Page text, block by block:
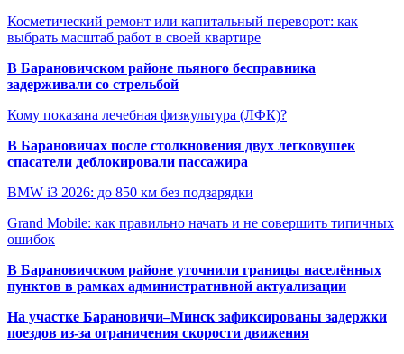
Косметический ремонт или капитальный переворот: как
выбрать масштаб работ в своей квартире
В Барановичском районе пьяного бесправника
задерживали со стрельбой
Кому показана лечебная физкультура (ЛФК)?
В Барановичах после столкновения двух легковушек
спасатели деблокировали пассажира
BMW i3 2026: до 850 км без подзарядки
Grand Mobile: как правильно начать и не совершить типичных
ошибок
В Барановичском районе уточнили границы населённых
пунктов в рамках административной актуализации
На участке Барановичи–Минск зафиксированы задержки
поездов из-за ограничения скорости движения